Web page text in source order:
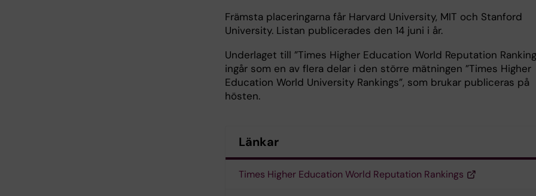
Främsta placeringarna får Harvard University, MIT och Stanford
University. Listan publicerades den 14 juni i år.
Underlaget till ”Times Higher Education World Reputation
ingår som en av flera delar i den större mätningen ”Times Higher
Education World University Rankings”, som brukar publiceras på
hösten.
Länkar
Times Higher Education World Reputation Rankings